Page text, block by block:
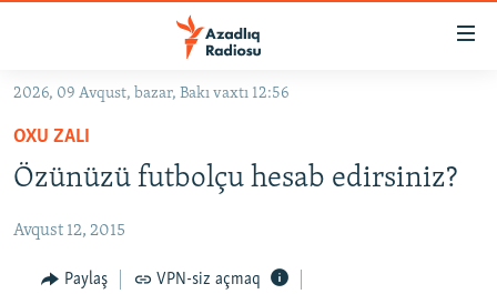
Əsas
qayıt
Əsas
qayıt
#İZAHLA
#ƏSLINDƏ
FƏRQƏ BAX
2026, 09 Avqust, bazar, Bakı vaxtı 12:56
OXU ZALI
Özünüzü futbolçu hesab edirsiniz?
Avqust 12, 2015
Paylaş VPN-siz açmaq